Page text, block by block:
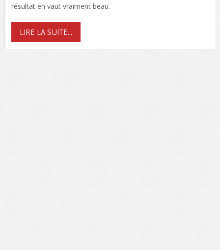
résultat en vaut vraiment beau.
LIRE LA SUITE...